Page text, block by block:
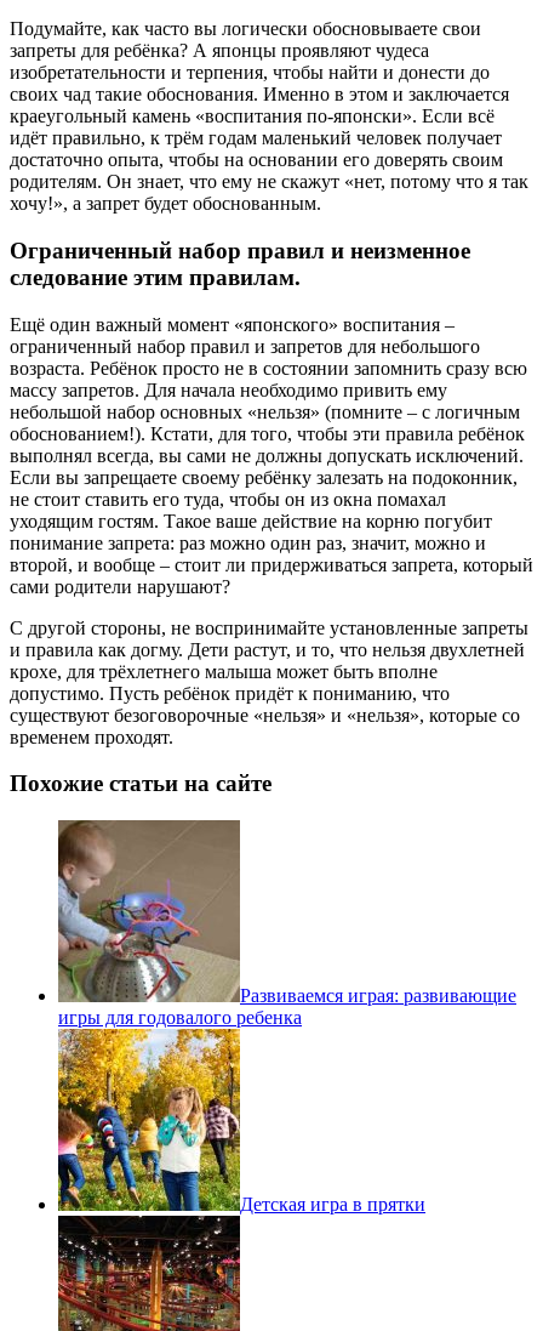
Подумайте, как часто вы логически обосновываете свои
запреты для ребёнка? А японцы проявляют чудеса
изобретательности и терпения, чтобы найти и донести до
своих чад такие обоснования. Именно в этом и заключается
краеугольный камень «воспитания по-японски». Если всё
идёт правильно, к трём годам маленький человек получает
достаточно опыта, чтобы на основании его доверять своим
родителям. Он знает, что ему не скажут «нет, потому что я так
хочу!», а запрет будет обоснованным.
Ограниченный набор правил и неизменное
следование этим правилам.
Ещё один важный момент «японского» воспитания –
ограниченный набор правил и запретов для небольшого
возраста. Ребёнок просто не в состоянии запомнить сразу всю
массу запретов. Для начала необходимо привить ему
небольшой набор основных «нельзя» (помните – с логичным
обоснованием!). Кстати, для того, чтобы эти правила ребёнок
выполнял всегда, вы сами не должны допускать исключений.
Если вы запрещаете своему ребёнку залезать на подоконник,
не стоит ставить его туда, чтобы он из окна помахал
уходящим гостям. Такое ваше действие на корню погубит
понимание запрета: раз можно один раз, значит, можно и
второй, и вообще – стоит ли придерживаться запрета, который
сами родители нарушают?
С другой стороны, не воспринимайте установленные запреты
и правила как догму. Дети растут, и то, что нельзя двухлетней
крохе, для трёхлетнего малыша может быть вполне
допустимо. Пусть ребёнок придёт к пониманию, что
существуют безоговорочные «нельзя» и «нельзя», которые со
временем проходят.
Похожие статьи на сайте
Развиваемся играя: развивающие
игры для годовалого ребенка
Детская игра в прятки